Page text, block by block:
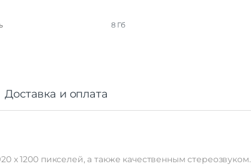
8 Гб
Доставка и оплата
х 1200 пикселей, а также качественным стереозвуком.